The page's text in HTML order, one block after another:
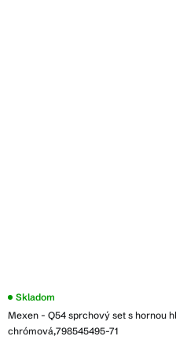
Mexen - Q54 sprchový set s hornou
chrómová,798545495-71
Skladom